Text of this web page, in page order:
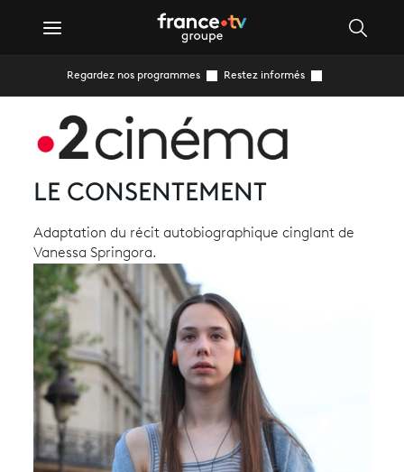
Regardez nos programmes Restez informés
LE CONSENTEMENT
Adaptation du récit autobiographique cinglant de
Vanessa Springora.